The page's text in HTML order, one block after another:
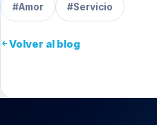
#Amor #Servicio
Volver al blog